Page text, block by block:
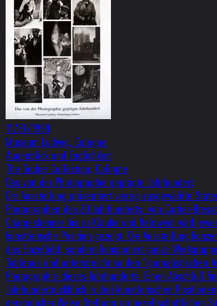
11/27/1999
Museum Ludwig, Cologne
Augenblick und Endlichkeit
The Gruber Collection, Cologne
Das von der Photographie geprägte Jahrhundert
Die Ausstellung präsentiert vierzig ausgewählte
Photographen des 20.Jahrhunderts: von Cartier-
Chargesheimer bis zu Klauke und Helnwein wird
künstlerische Position gezeigt. Die Ausstellung
das Einzelbild, sondern komponiert ganze
Tableaus und unterstreicht so den "journalistischen
Photographie dieses Jahrhunderts. Einen Abschluß
Jahrhundertrückblick in drei künstlerischen
persönlicher Weise Stellung zur gesellschaftlichen